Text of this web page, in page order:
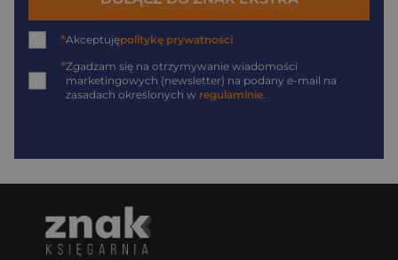
*Akceptujępolitykę prywatności
*Zgadzam się na otrzymywanie wiadomości
marketingowych (newsletter) na podany e-mail na
zasadach określonych w regulaminie